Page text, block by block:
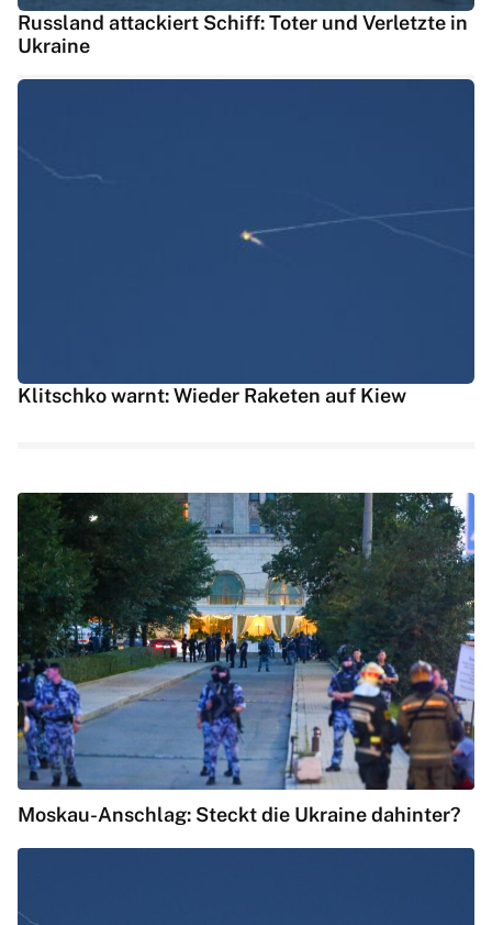
Russland attackiert Schiff: Toter und Verletzte in
Ukraine
Klitschko warnt: Wieder Raketen auf Kiew
Moskau-Anschlag: Steckt die Ukraine dahinter?